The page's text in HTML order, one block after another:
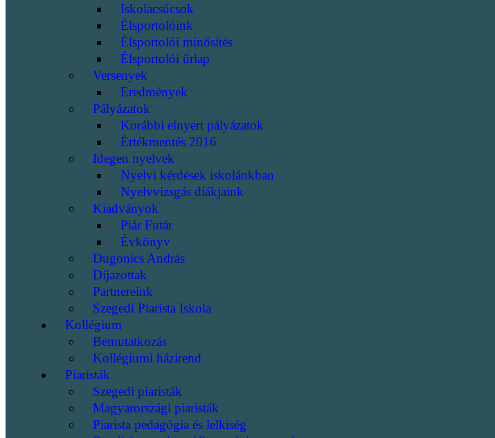
Iskolacsúcsok
Élsportolóink
Élsportolói minősítés
Élsportolói űrlap
Versenyek
Eredmények
Pályázatok
Korábbi elnyert pályázatok
Értékmentés 2016
Idegen nyelvek
Nyelvi kérdések iskolánkban
Nyelvvizsgás diákjaink
Kiadványok
Piár Futár
Évkönyv
Dugonics András
Díjazottak
Partnereink
Szegedi Piarista Iskola
Kollégium
Bemutatkozás
Kollégiumi házirend
Piaristák
Szegedi piaristák
Magyarországi piaristák
Piarista pedagógia és lelkiség